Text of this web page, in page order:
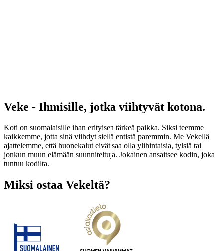
Veke - Ihmisille, jotka viihtyvät kotona.
Koti on suomalaisille ihan erityisen tärkeä paikka. Siksi teemme
kaikkemme, jotta sinä viihdyt siellä entistä paremmin. Me Vekellä
ajattelemme, että huonekalut eivät saa olla ylihintaisia, tylsiä tai
jonkun muun elämään suunniteltuja. Jokainen ansaitsee kodin, joka
tuntuu kodilta.
Miksi ostaa Vekeltä?